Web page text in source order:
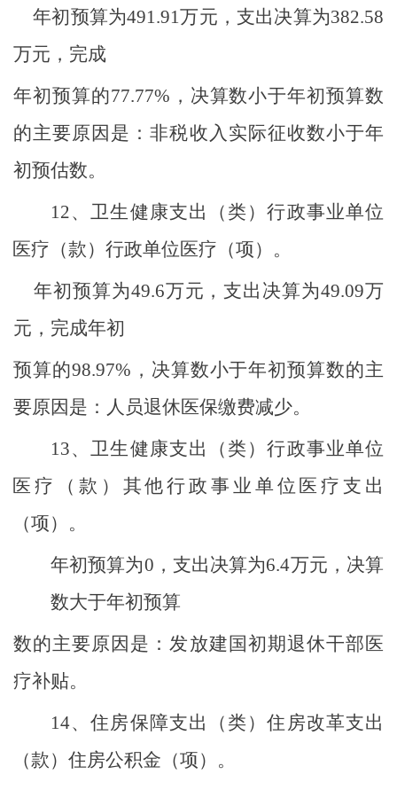
年初预算为491.91万元，支出决算为382.58
万元，完成
年初预算的77.77% ，决算数小于年初预算数
的主要原因是：非税收入实际征收数小于年
初预估数。
12、卫生健康支出（类）行政事业单位
医疗（款）行政单位医疗（项）。
年初预算为49.6万元，支出决算为49.09万
元，完成年初
预算的98.97% ，决算数小于年初预算数的主
要原因是：人员退休医保缴费减少。
13、卫生健康支出（类）行政事业单位
医疗（款）其他行政事业单位医疗支出
（项）。
年初预算为0 ，支出决算为6.4万元，决算
数大于年初预算
数的主要原因是：发放建国初期退休干部医
疗补贴。
14、住房保障支出（类）住房改革支出
（款）住房公积金（项）。